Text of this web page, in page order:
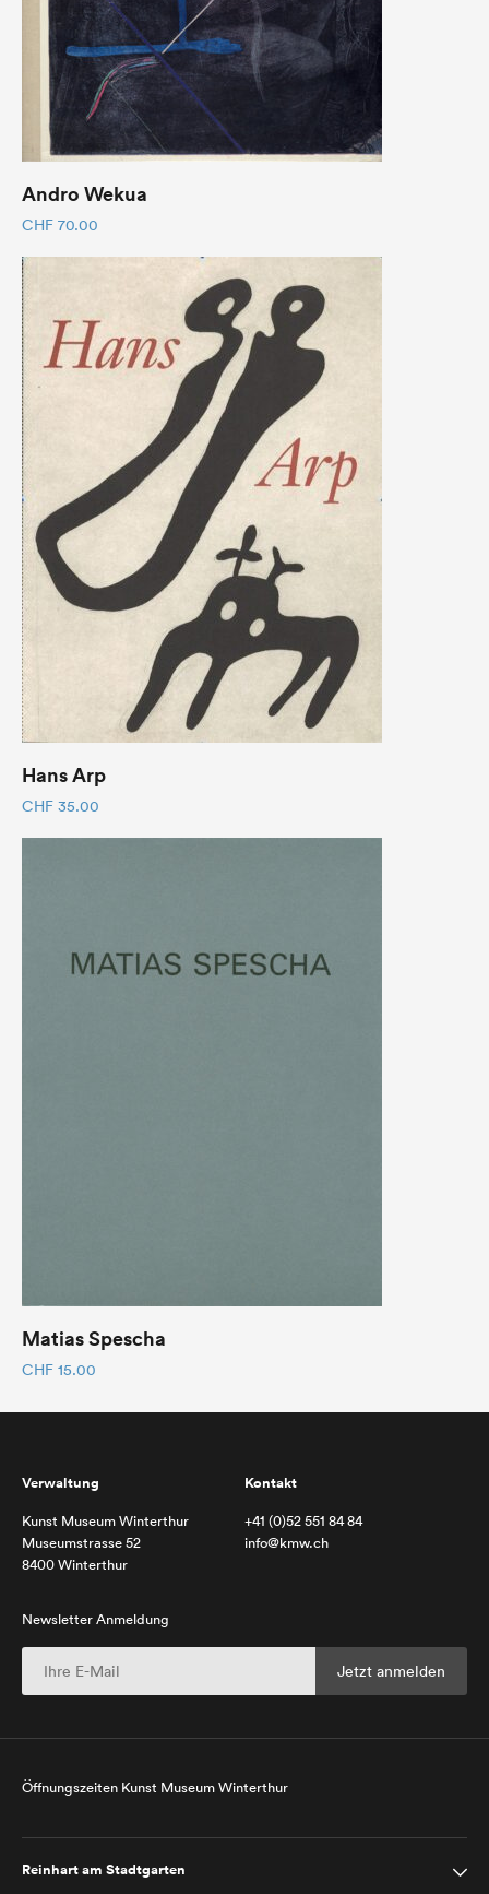
Andro Wekua
CHF 70.00
Hans Arp
CHF 35.00
Matias Spescha
CHF 15.00
Verwaltung
Kunst Museum Winterthur
Museumstrasse 52
8400 Winterthur
Kontakt
+41 (0)52 551 84 84
info@kmw.ch
Newsletter Anmeldung
Öffnungszeiten Kunst Museum Winterthur
Reinhart am Stadtgarten